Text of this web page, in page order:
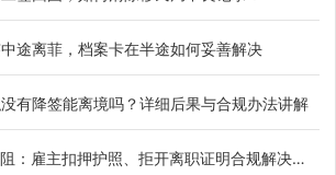
途离菲，档案卡在半途如何妥善解决
有降签能离境吗？详细后果与合规办法讲解
雇主扣押护照、拒开离职证明合规解决办法